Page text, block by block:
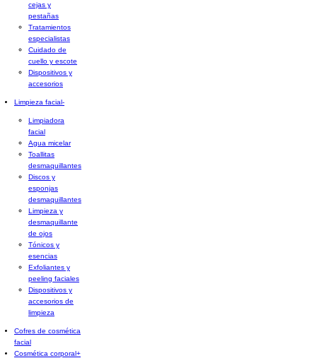
cejas y
pestañas
Tratamientos
especialistas
Cuidado de
cuello y escote
Dispositivos y
accesorios
Limpieza facial-
Limpiadora
facial
Agua micelar
Toallitas
desmaquillantes
Discos y
esponjas
desmaquillantes
Limpieza y
desmaquillante
de ojos
Tónicos y
esencias
Exfoliantes y
peeling faciales
Dispositivos y
accesorios de
limpieza
Cofres de cosmética
facial
Cosmética corporal+